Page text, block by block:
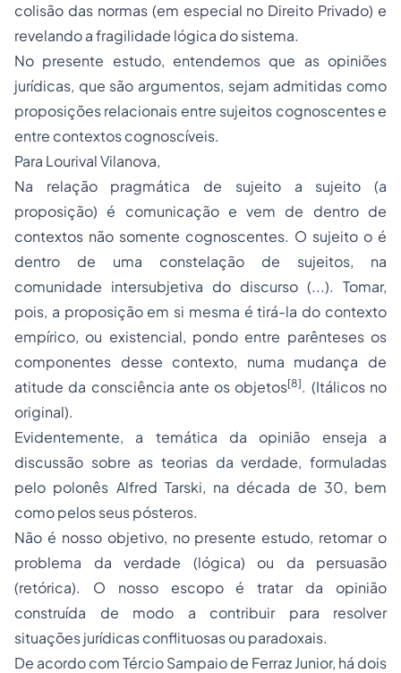
colisão das normas (em especial no Direito Privado) e
revelando a fragilidade lógica do sistema.
No presente estudo, entendemos que as opiniões
jurídicas, que são argumentos, sejam admitidas como
proposições relacionais entre sujeitos cognoscentes e
entre contextos cognoscíveis.
Para Lourival Vilanova,
Na relação pragmática de sujeito a sujeito (a
proposição) é comunicação e vem de dentro de
contextos não somente cognoscentes. O sujeito o é
dentro de uma constelação de sujeitos, na
comunidade intersubjetiva do discurso (...). Tomar,
pois, a proposição em si mesma é tirá-la do contexto
empírico, ou existencial, pondo entre parênteses os
componentes desse contexto, numa mudança de
atitude da consciência ante os objetos[8]. (Itálicos no
original).
Evidentemente, a temática da opinião enseja a
discussão sobre as teorias da verdade, formuladas
pelo polonês Alfred Tarski, na década de 30, bem
como pelos seus pósteros.
Não é nosso objetivo, no presente estudo, retomar o
problema da verdade (lógica) ou da persuasão
(retórica). O nosso escopo é tratar da opinião
construída de modo a contribuir para resolver
situações jurídicas conflituosas ou paradoxais.
De acordo com Tércio Sampaio de Ferraz Junior, há dois